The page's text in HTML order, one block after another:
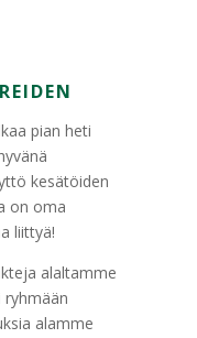
pian heti
kesätöiden
on oma
liittyä!
alaltamme
ryhmään
alamme